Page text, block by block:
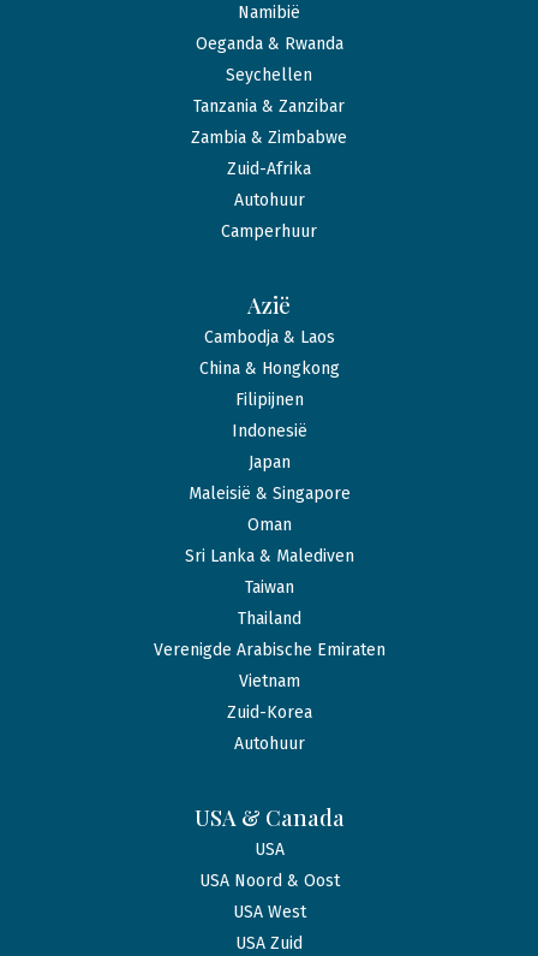
Namibië
Oeganda & Rwanda
Seychellen
Tanzania & Zanzibar
Zambia & Zimbabwe
Zuid-Afrika
Autohuur
Camperhuur
Azië
Cambodja & Laos
China & Hongkong
Filipijnen
Indonesië
Japan
Maleisië & Singapore
Oman
Sri Lanka & Malediven
Taiwan
Thailand
Verenigde Arabische Emiraten
Vietnam
Zuid-Korea
Autohuur
USA & Canada
USA
USA Noord & Oost
USA West
USA Zuid